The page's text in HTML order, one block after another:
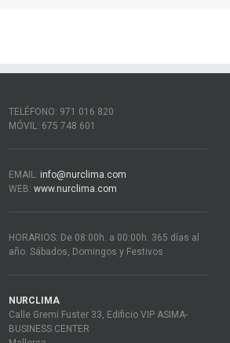
TELÉFONO: 971 016 820
MÓVIL: 675 748 601
EMAIL: info@nurclima.com
WEB: www.nurclima.com
HORARIOS: De 08:00h. a 00:00h. 365 días al
año. Sábados, Domingos y Festivos
NURCLIMA
Calle Gremi Fuster 33, Edificio VIP ASIMA-
BUSINESS CENTER